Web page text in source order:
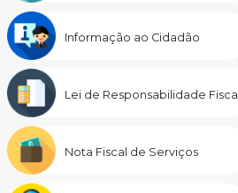
Informação ao Cidadão
Lei de Responsabilidade Fiscal
Nota Fiscal de Serviços